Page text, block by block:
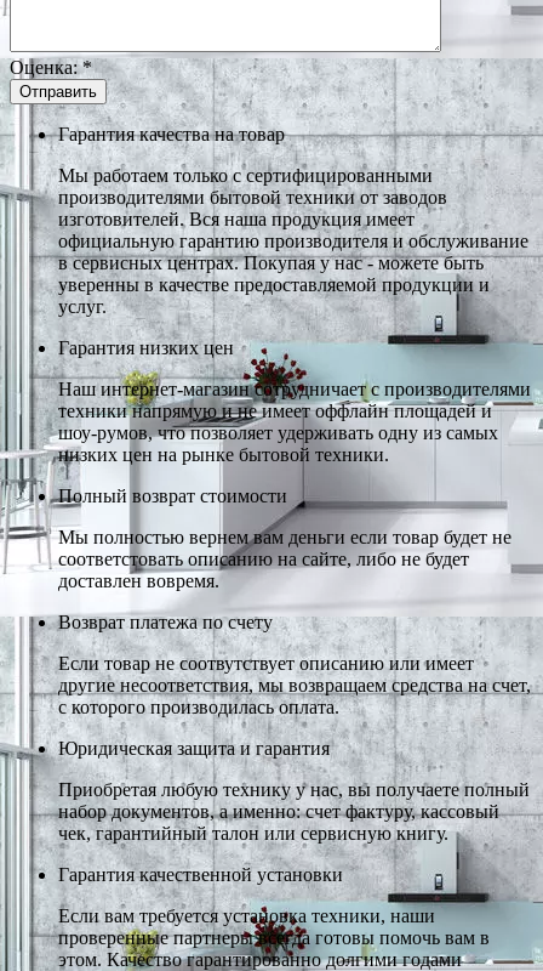
Оценка:*
Гарантия качества на товар
Мы работаем только с сертифицированными
производителями бытовой техники от заводов
изготовителей. Вся наша продукция имеет
официальную гарантию производителя и обслуживание
в сервисных центрах. Покупая у нас - можете быть
уверенны в качестве предоставляемой продукции и
услуг.
Гарантия низких цен
Наш интернет-магазин сотрудничает с производителями
техники напрямую и не имеет оффлайн площадей и
шоу-румов, что позволяет удерживать одну из самых
низких цен на рынке бытовой техники.
Полный возврат стоимости
Мы полностью вернем вам деньги если товар будет не
соответстовать описанию на сайте, либо не будет
доставлен вовремя.
Возврат платежа по счету
Если товар не соотвутствует описанию или имеет
другие несоответствия, мы возвращаем средства на счет,
с которого производилась оплата.
Юридическая защита и гарантия
Приобретая любую технику у нас, вы получаете полный
набор документов, а именно: счет фактуру, кассовый
чек, гарантийный талон или сервисную книгу.
Гарантия качественной установки
Если вам требуется установка техники, наши
проверенные партнеры всегда готовы помочь вам в
этом. Качество гарантированно долгими годами